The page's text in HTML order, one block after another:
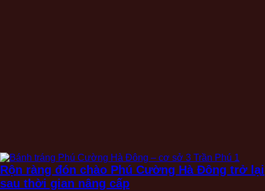
Rộn ràng đón chào Phú Cường Hà Đông trở lại
sau thời gian nâng cấp